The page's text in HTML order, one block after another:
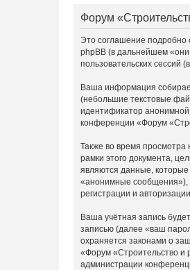
Форум
Это соглашение подробно
phpBB (в дальнейшем
пользовательских
Ваша информация
(небольшие текстовые
идентификатор
конференции «Форум
Также во время
рамки этого документа,
являются данные,
«анонимные сообщения»),
регистрации и
Ваша учётная запись
записью (далее «ваш
охраняется законами о
«Форум «Строительство и
администрации